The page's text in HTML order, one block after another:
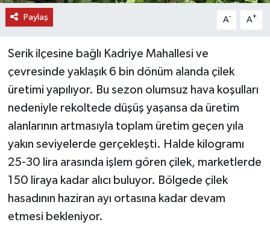
Paylaş A- A+
Serik ilçesine bağlı Kadriye Mahallesi ve
çevresinde yaklaşık 6 bin dönüm alanda çilek
üretimi yapılıyor. Bu sezon olumsuz hava koşulları
nedeniyle rekoltede düşüş yaşansa da üretim
alanlarının artmasıyla toplam üretim geçen yıla
yakın seviyelerde gerçekleşti. Halde kilogramı
25-30 lira arasında işlem gören çilek, marketlerde
150 liraya kadar alıcı buluyor. Bölgede çilek
hasadının haziran ayı ortasına kadar devam
etmesi bekleniyor.
VİDEO HABERLER
YAZARLAR
RESMİ İLAN
MAGAZİN